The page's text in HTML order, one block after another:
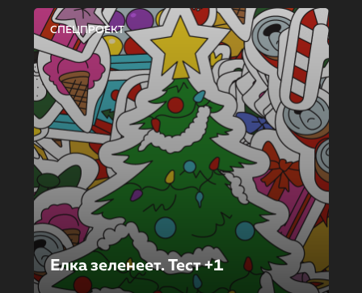
СПЕЦПРОЕКТ
Елка зеленеет. Тест +1